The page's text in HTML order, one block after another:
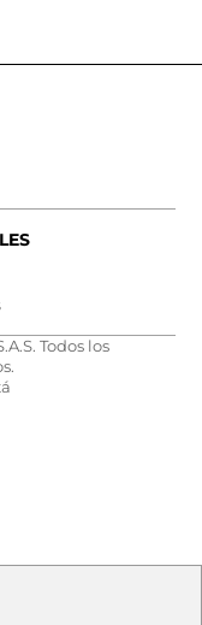
Todos los